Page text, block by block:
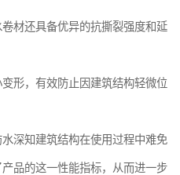
材还具备优异的抗撕裂强度和延
形，有效防止因建筑结构轻微位
深知建筑结构在使用过程中难免
品的这一性能指标，从而进一步